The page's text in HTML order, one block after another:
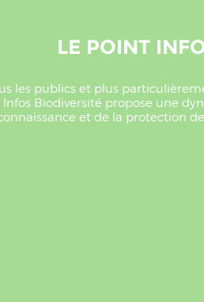
LE POINT
les publics et plus
Infos Biodiversité propose une
et de la protection